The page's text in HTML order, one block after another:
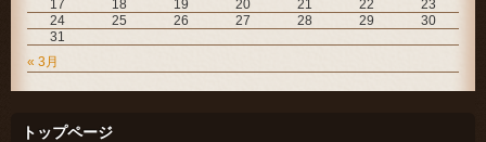
« 3月
17
18 19 20 21 22
23
24
25 26 27 28 29
30
31
トップページ